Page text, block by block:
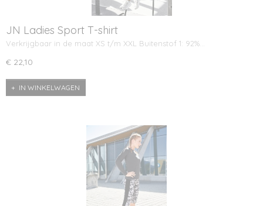
JN Ladies Sport T-shirt
Verkrijgbaar in de maat XS t/m XXL Buitenstof 1: 92%…
€ 22,10
IN WINKELWAGEN